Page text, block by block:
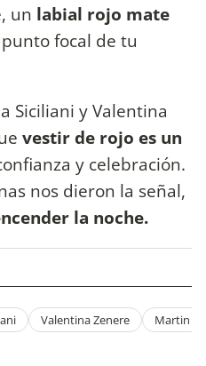
un labial rojo mate
focal de tu
Siciliani y Valentina
vestir de rojo es un
y celebración.
nos dieron la señal,
la noche.
Valentina Zenere Martin